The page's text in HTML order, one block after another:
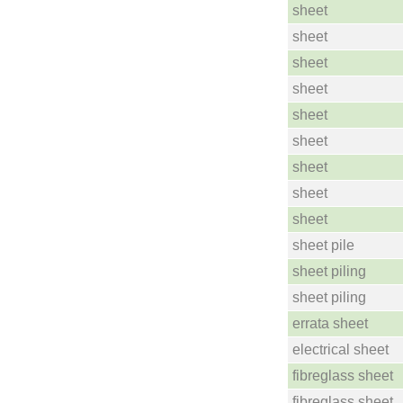
sheet
sheet
sheet
sheet
sheet
sheet
sheet
sheet
sheet
sheet pile
sheet piling
sheet piling
errata sheet
electrical sheet
fibreglass sheet